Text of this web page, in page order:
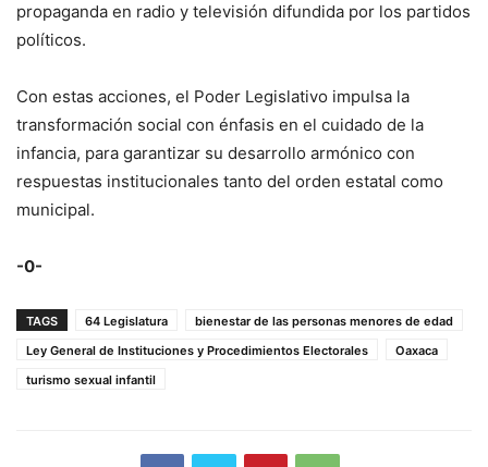
propaganda en radio y televisión difundida por los partidos
políticos.
Con estas acciones, el Poder Legislativo impulsa la
transformación social con énfasis en el cuidado de la
infancia, para garantizar su desarrollo armónico con
respuestas institucionales tanto del orden estatal como
municipal.
-0-
TAGS 64 Legislatura
bienestar de las personas menores de edad
Ley General de Instituciones y Procedimientos Electorales
Oaxaca
turismo sexual infantil